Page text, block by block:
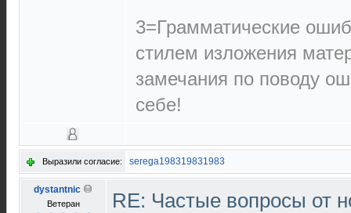
3=Грамматические
стилем изложения
замечания по поводу
себе!
Выразили согласие: serega198319831983
dystantnic
Ветеран
RE: Частые вопросы от